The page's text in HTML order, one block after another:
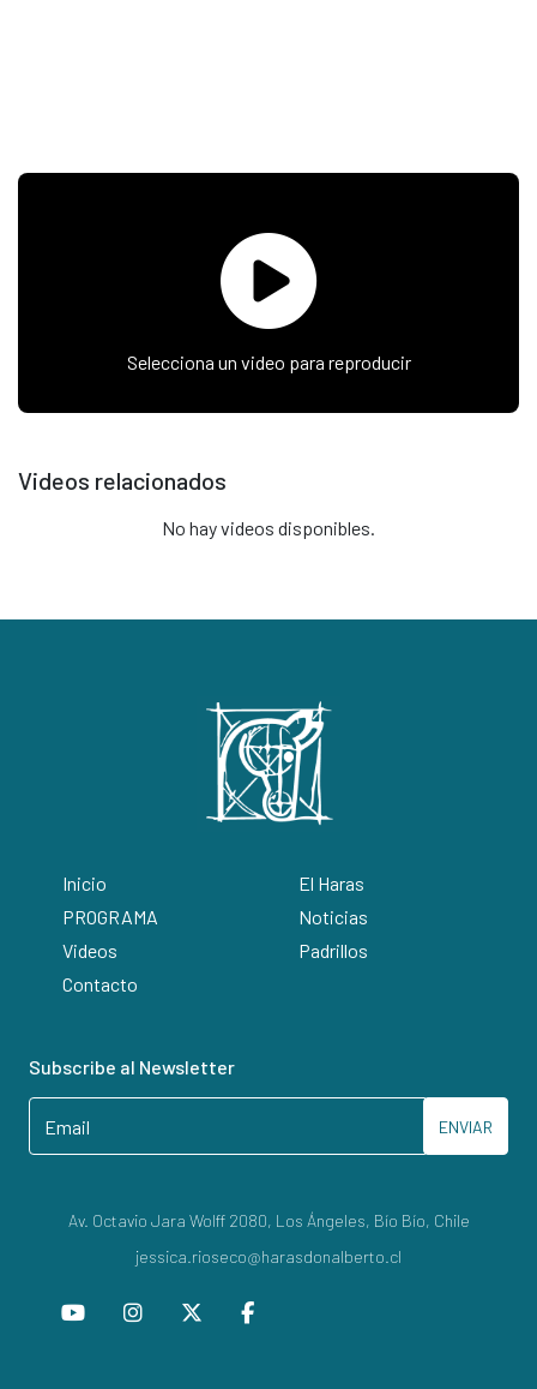
Selecciona un video para reproducir
Videos relacionados
No hay videos disponibles.
Inicio
El Haras
PROGRAMA
Noticias
Videos
Padrillos
Contacto
Subscribe al Newsletter
ENVIAR
Av. Octavio Jara Wolff 2080, Los Ángeles, Bío Bío, Chile
jessica.rioseco@harasdonalberto.cl